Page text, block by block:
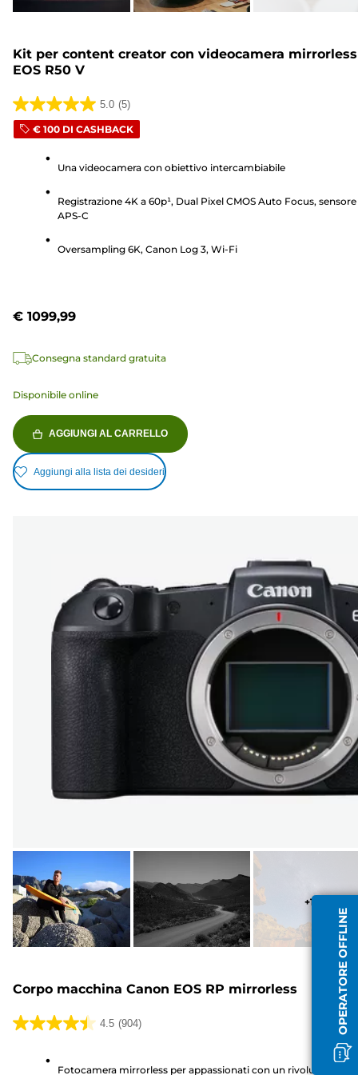
Kit per content creator con videocamera mirrorless
EOS R50 V
5.0 (5)
5.0
su
recensioni
€ 100 DI CASHBACK
Una videocamera con obiettivo intercambiabile
Registrazione 4K a 60p¹, Dual Pixel CMOS Auto Focus, sensore
APS-C
Oversampling 6K, Canon Log 3, Wi-Fi
€ 1099,99
Consegna standard gratuita
Disponibile online
AGGIUNGI AL CARRELLO
Aggiungi alla lista dei desideri
+13
Corpo macchina Canon EOS RP mirrorless
4.5 (904)
4.5
Fotocamera mirrorless per appassionati con un rivoluzionario
OPERATORE OFFLINE